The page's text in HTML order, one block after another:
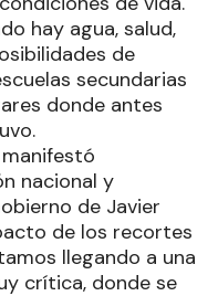
hay agua, salud,
de
secundarias
donde antes
nacional y
de Javier
de los recortes
llegando a una
crítica, donde se